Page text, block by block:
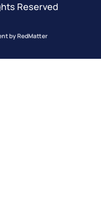
Reserved
by RedMatter